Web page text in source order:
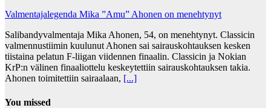
Valmentajalegenda Mika ”Amu” Ahonen on menehtynyt
Salibandyvalmentaja Mika Ahonen, 54, on menehtynyt. Classicin
valmennustiimin kuulunut Ahonen sai sairauskohtauksen kesken
tiistaina pelatun F-liigan viidennen finaalin. Classicin ja Nokian
KrP:n välinen finaaliottelu keskeytettiin sairauskohtauksen takia.
Ahonen toimitettiin sairaalaan, [...]
You missed